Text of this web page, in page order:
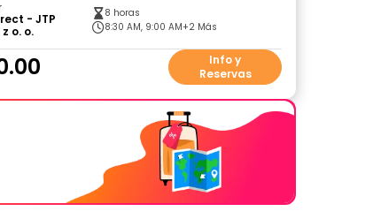
- JTP
o. o.
8 horas
8:30 AM, 9:00 AM+2 Más
Info y
Reservas